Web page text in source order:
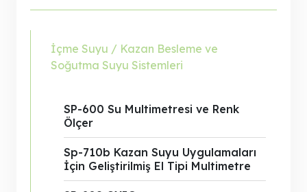
İçme Suyu / Kazan Besleme ve
Soğutma Suyu Sistemleri
SP-600 Su Multimetresi ve Renk
Ölçer
Sp-710b Kazan Suyu Uygulamaları
İçin Geliştirilmiş El Tipi Multimetre